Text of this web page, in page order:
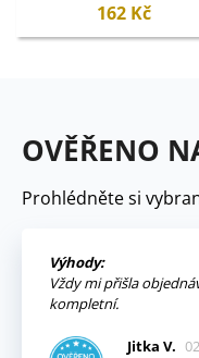
162 Kč
OVĚŘENO
Prohlédněte si
Výhody:
Vždy mi přišla
kompletní.
Jitka V.